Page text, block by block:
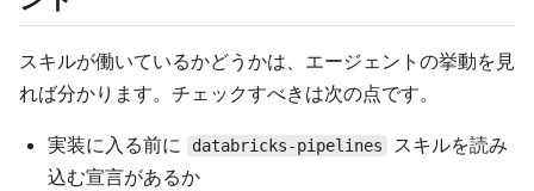
スキルが働いているかどうかは、エージェントの挙動を見
れば分かります。チェックすべきは次の点です。
実装に入る前に databricks-pipelines
スキルを読み
込む宣言があるか